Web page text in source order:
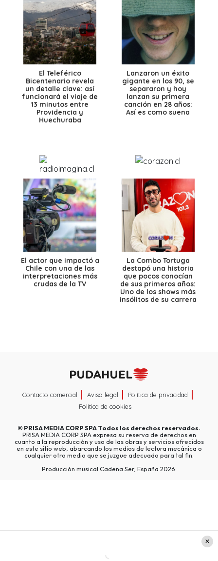
El Teleférico
Bicentenario revela
un detalle clave: así
funcionará el viaje de
13 minutos entre
Providencia y
Huechuraba
Lanzaron un éxito
gigante en los 90, se
separaron y hoy
lanzan su primera
canción en 28 años:
Así es como suena
El actor que impactó a
Chile con una de las
interpretaciones más
crudas de la TV
La Combo Tortuga
destapó una historia
que pocos conocían
de sus primeros años:
Uno de los shows más
insólitos de su carrera
Contacto comercial Aviso legal
Política de privacidad
Política de cookies
© PRISA MEDIA CORP SPATodos los derechos reservados.
PRISA MEDIA CORP SPA expresa su reserva de derechos en
cuanto a la reproducción y uso de las obras y servicios ofrecidos
en este sitio web, abarcando los medios de lectura mecánica o
cualquier otro medio que se juzgue adecuado para tal fin.
Producción musical Cadena Ser, España 2026.